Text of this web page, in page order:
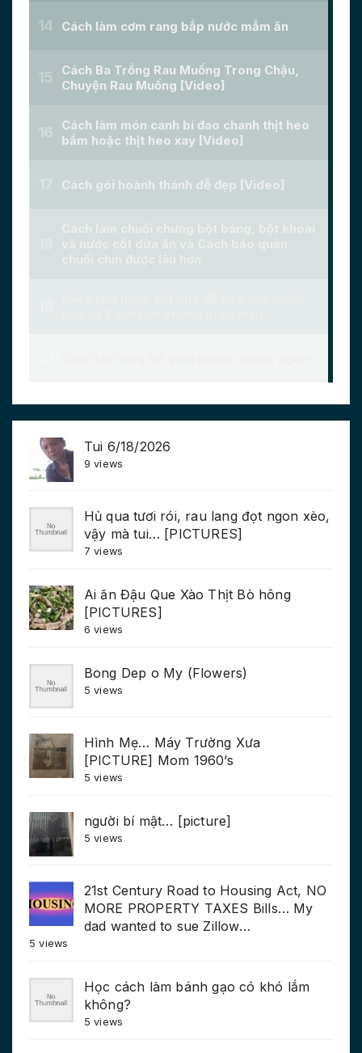
Tui 6/18/2026
9 views
Hủ qua tươi rói, rau lang đọt ngon xèo,
vậy mà tui… [PICTURES]
7 views
Ai ăn Đậu Que Xào Thịt Bò hông
[PICTURES]
6 views
Bong Dep o My (Flowers)
5 views
Hình Mẹ… Máy Trường Xưa
[PICTURE] Mom 1960’s
5 views
người bí mật… [picture]
5 views
21st Century Road to Housing Act, NO
MORE PROPERTY TAXES Bills… My
dad wanted to sue Zillow…
5 views
Học cách làm bánh gạo có khó lắm
không?
5 views